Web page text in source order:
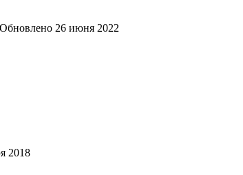
Обновлено 26 июня 2022
2018